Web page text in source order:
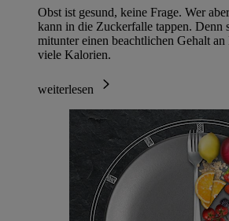
Obst ist gesund, keine Frage. Wer
kann in die Zuckerfalle tappen. Denn
mitunter einen beachtlichen Gehalt
viele Kalorien.
weiterlesen